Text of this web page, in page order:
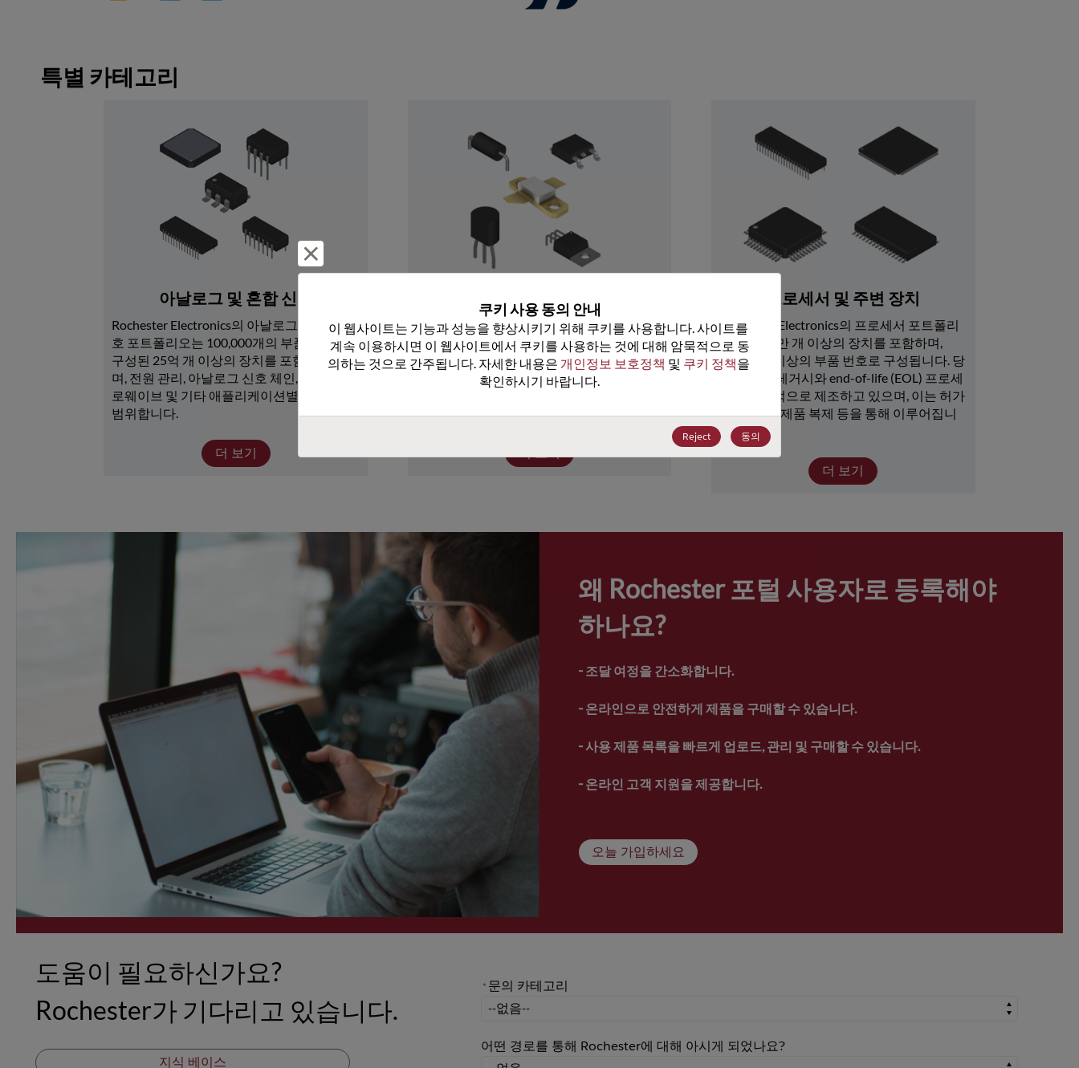
특별 카테고리
아날로그 및 혼합 신호
Rochester Electronics의 아날로그 및 혼합 신
호 포트폴리오는 100,000개의 부품 번호로
구성된 25억 개 이상의 장치를 포함하고 있으
며, 전원 관리, 아날로그 신호 체인, RF/마이크
로웨이브 및 기타 애플리케이션별 장치가 광
범위합니다.
더 보기
Rochester의 이산 장치 포트폴리오는 원 부품
40,000개 이상의 부품 번호로 구성된 50억대
이상의 장치를 포함하고 있습니다. Rochester
의 제품 포트폴리오에는 넓은 범위의 전원, 성
및 터미네이션 장치가 포함되어.
더 보기
프로세서 및 주변 장치
Rochester Electronics의 프로세서 포트폴리
오는 7600만 개 이상의 장치를 포함하며,
15,000개 이상의 부품 번호로 구성됩니다. 당
사는 많은 레거시와 end-of-life (EOL) 프로세
서를 지속적으로 제조하고 있으며, 이는 허가
취득, 뱅크, 제품 복제 등을 통해 이루어집니
다.
더 보기
왜 Rochester 포털 사용자로 등록해야
하나요?
- 조달 여정을 간소화합니다.
- 온라인으로 안전하게 제품을 구매할 수 있습니다.
- 사용 제품 목록을 빠르게 업로드, 관리 및 구매할 수 있습니다.
- 온라인 고객 지원을 제공합니다.
오늘 가입하세요
도움이 필요하신가요?
Rochester가 기다리고 있습니다.
지식 베이스
* 문의 카테고리
문의 카테고리
어떤 경로를 통해 Rochester에 대해 아시게 되었나요?
어떤 경로를 통해 Rochester에 대해 아시게 되었나요?
쿠키 사용 동의 안내
이 웹사이트는 기능과 성능을 향상시키기 위해 쿠키를 사용합니다. 사이트를
계속 이용하시면 이 웹사이트에서 쿠키를 사용하는 것에 대해 암묵적으로 동
의하는 것으로 간주됩니다. 자세한 내용은 개인정보 보호정책 및 쿠키 정책을
확인하시기 바랍니다.
Reject 동의